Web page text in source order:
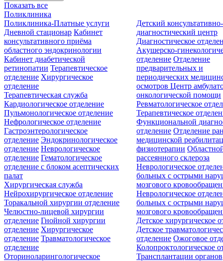
Показать все
Поликлиника
Поликлиника-Платные услуги
Дневной стационар Кабинет
консультативного приёма
областного эндокринологии
Кабинет диабетической
ретинопатии Терапевтическое
отделение Хирургическое
отделение
Детский консультативно-
диагностический центр
Диагностическое
Акушерско-
отделение Отделение
предварительных и
периодических
осмотровЦентр
онкологической помощи
Терапевтическая служба
Кардиологическое отделение
Пульмонологическое отделение
Нефрологическое отделение
Гастроэнтерологическое
отделение Эндокринологическое
отделение Неврологическое
отделение Гематологическое
отделение c блоком асептических
палат
Ревматологическое
Терапевтическое
Функциональной
отделение Отделение
медицинской
физиотерапии
рассеянного склероза
Неврологическое
больных с острыми
мозгового
Неврологическое
больных с острыми
мозгового
Хирургическая служба
Нейрохирургическое отделение
Торакальной хирургии отделение
Челюстно-лицевой хирургии
отделение Гнойной хирургии
отделение Хирургическое
отделение Травматологическое
отделение
Оториноларингологическое
Детское хирургическое
Детское
отделение Ожоговое
Колопроктологическое
Трансплантации органов